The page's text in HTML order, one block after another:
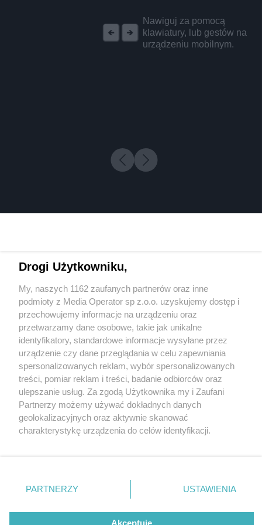
Nawiguj za pomocą
klawiatury, lub gestów na
urządzeniu mobilnym.
1 / 0
Wydawca mediów lokalnych
Nie zapomnij
zapoznać się z:
polityką prywatności regulamin korzystania z portali
Twojemiasto
Piekary Śląskie
Chorzów
Tarnowskie Góry
Gliwice
Skontakuj sięz nami
Kontakt
Wydawca
Redakcja
Drogi Użytkowniku,
My, naszych 1162 zaufanych partnerów oraz inne
podmioty z Media Operator sp z.o.o. uzyskujemy dostęp i
przechowujemy informacje na urządzeniu oraz
przetwarzamy dane osobowe, takie jak unikalne
identyfikatory, standardowe informacje wysyłane przez
urządzenie czy dane przeglądania w celu zapewniania
spersonalizowanych reklam, wybór spersonalizowanych
treści, pomiar reklam i treści, badanie odbiorców oraz
ulepszanie usług. Za zgodą Użytkownika my i Zaufani
Partnerzy możemy używać dokładnych danych
geolokalizacyjnych oraz aktywnie skanować
charakterystykę urządzenia do celów identyfikacji.
zmienić/wycofać klikając przycisk ustawień prywatności
znajdujący się w lewym dolnym rogu strony
rodzaje przetwarzania danych nie wymagają zgody
użytkownika, ale masz prawo sprzeciwić się takiemu
PARTNERZY USTAWIENIA
Akceptuję